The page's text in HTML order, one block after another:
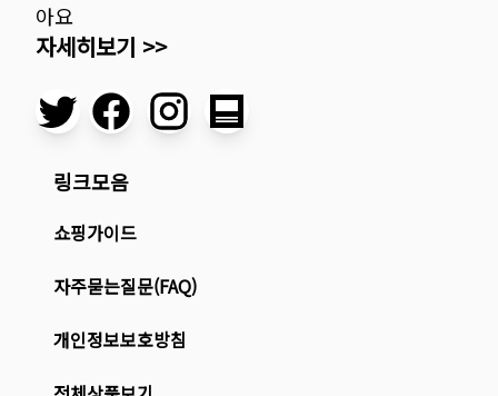
아요
자세히보기 >>
링크모음
쇼핑가이드
자주묻는질문(FAQ)
개인정보보호방침